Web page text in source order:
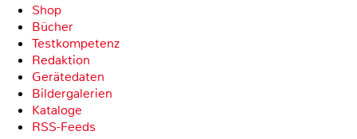
Shop
Bücher
Testkompetenz
Redaktion
Gerätedaten
Bildergalerien
Kataloge
RSS-Feeds